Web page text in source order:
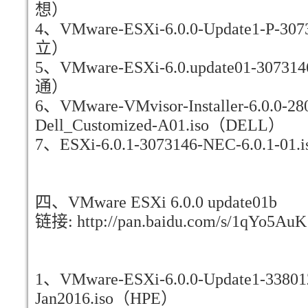
想）
4、VMware-ESXi-6.0.0-Update1-P-
立）
5、VMware-ESXi-6.0.update01-
通）
6、VMware-VMvisor-Installer-6.0.0-
Dell_Customized-A01.iso（DELL）
7、ESXi-6.0.1-3073146-NEC-6.0.1-
四、VMware ESXi 6.0.0 update01b
链接: http://pan.baidu.com/s/
1、VMware-ESXi-6.0.0-Update1-
Jan2016.iso（HPE）